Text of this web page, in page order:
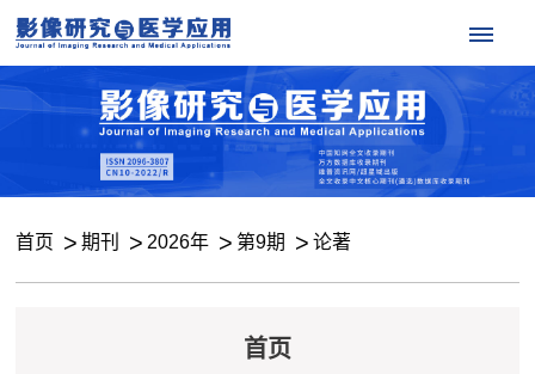
首页 期刊 2026年 第9期 论著
首页